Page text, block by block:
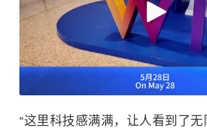
“这里科技感满满，让人看到了无